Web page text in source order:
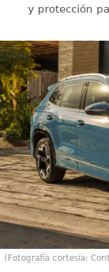
y protección
(Fotografía cortesía: